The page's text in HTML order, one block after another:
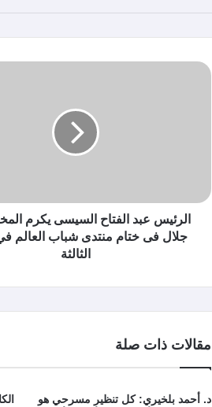
الرئيس عبد الفتاح السيسى يكرم
جلال فى ختام منتدى شباب العالم
الثالثة
مقالات ذات صلة
د. أحمد بلخيري: كل تنظير مسرحي هو